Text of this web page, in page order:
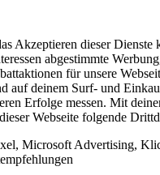
Akzeptieren dieser Dienste
abgestimmte
für unsere
auf deinem Surf- und
Erfolge messen. Mit
Webseite folgende
Microsoft Advertising,